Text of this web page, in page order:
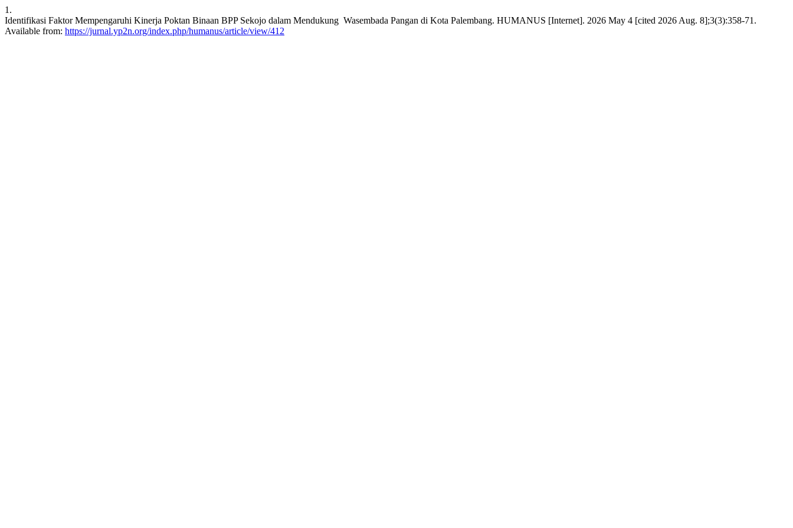
1.
Identifikasi Faktor Mempengaruhi Kinerja Poktan Binaan BPP Sekojo dalam Mendukung Wasembada Pangan di Kota Palembang. HUMANUS [Internet]. 2026 May 4 [cited 2026 Aug. 8];3(3):358-71.
Available from: https://jurnal.yp2n.org/index.php/humanus/article/view/412